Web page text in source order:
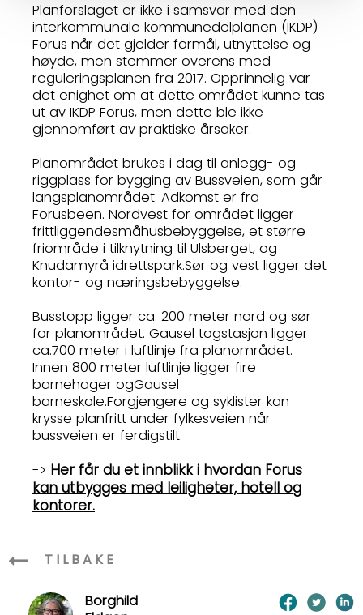
Planforslaget er ikke i samsvar med den
interkommunale kommunedelplanen (IKDP)
Forus når det gjelder formål, utnyttelse og
høyde, men stemmer overens med
reguleringsplanen fra 2017. Opprinnelig var
det enighet om at dette området kunne tas
ut av IKDP Forus, men dette ble ikke
gjennomført av praktiske årsaker.
Planområdet brukes i dag til anlegg- og
riggplass for bygging av Bussveien, som går
langsplanområdet. Adkomst er fra
Forusbeen. Nordvest for området ligger
frittliggendesmåhusbebyggelse, et større
friområde i tilknytning til Ulsberget, og
Knudamyrå idrettspark.Sør og vest ligger det
kontor- og næringsbebyggelse.
Busstopp ligger ca. 200 meter nord og sør
for planområdet. Gausel togstasjon ligger
ca.700 meter i luftlinje fra planområdet.
Innen 800 meter luftlinje ligger fire
barnehager ogGausel
barneskole.Forgjengere og syklister kan
krysse planfritt under fylkesveien når
bussveien er ferdigstilt.
-> Her får du et innblikk i hvordan Forus
kan utbygges med leiligheter, hotell og
kontorer.
TILBAKE
Borghild